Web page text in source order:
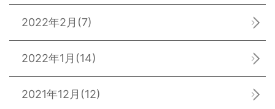
2022年2月 (7)
2022年1月 (14)
2021年12月 (12)